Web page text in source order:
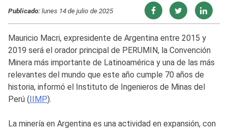
Publicado:lunes 14 de julio de 2025
Mauricio Macri, expresidente de Argentina entre 2015 y
2019 será el orador principal de PERUMIN, la Convención
Minera más importante de Latinoamérica y una de las más
relevantes del mundo que este año cumple 70 años de
historia, informó el Instituto de Ingenieros de Minas del
Perú (IIMP).
La minería en Argentina es una actividad en expansión, con